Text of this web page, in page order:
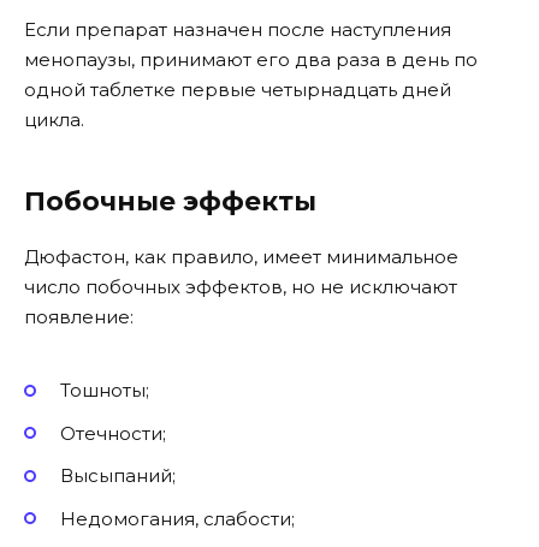
Если препарат назначен после наступления
менопаузы, принимают его два раза в день по
одной таблетке первые четырнадцать дней
цикла.
Побочные эффекты
Дюфастон, как правило, имеет минимальное
число побочных эффектов, но не исключают
появление:
Тошноты;
Отечности;
Высыпаний;
Недомогания, слабости;